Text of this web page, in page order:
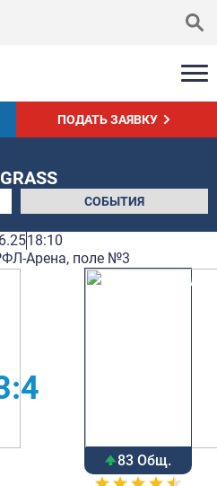
ПОДАТЬ ЗАЯВКУ
СОБЫТИЯ
18:10
Арена, поле №3
83 Общ.